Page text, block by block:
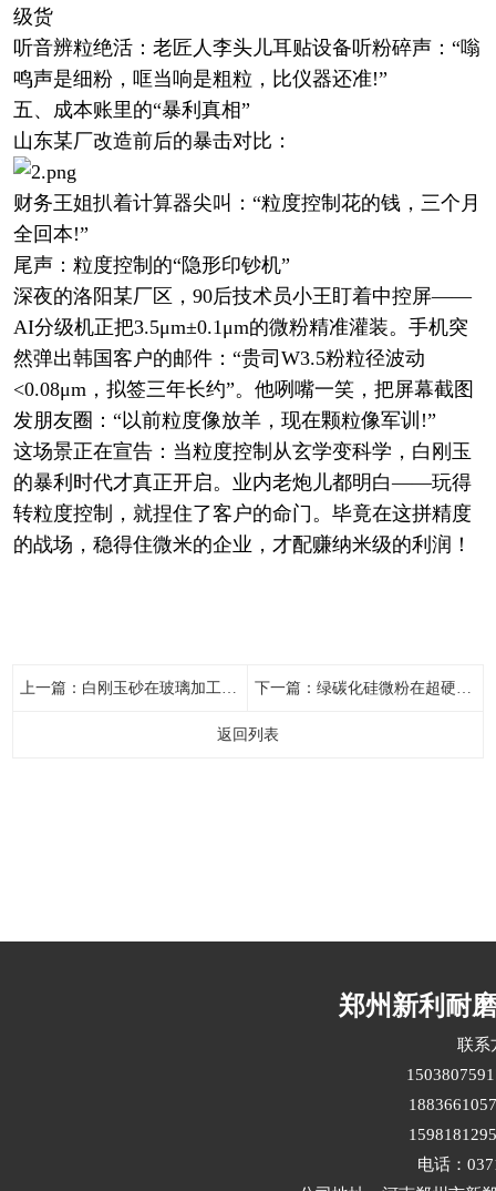
级货
听音辨粒绝活：老匠人李头儿耳贴设备听粉碎声：“嗡
鸣声是细粉，哐当响是粗粒，比仪器还准!”
五、成本账里的“暴利真相”
山东某厂改造前后的暴击对比：
财务王姐扒着计算器尖叫：“粒度控制花的钱，三个月
全回本!”
尾声：粒度控制的“隐形印钞机”
深夜的洛阳某厂区，90后技术员小王盯着中控屏——
AI分级机正把3.5μm±0.1μm的微粉精准灌装。手机突
然弹出韩国客户的邮件：“贵司W3.5粉粒径波动
<0.08μm，拟签三年长约”。他咧嘴一笑，把屏幕截图
发朋友圈：“以前粒度像放羊，现在颗粒像军训!”
这场景正在宣告：当粒度控制从玄学变科学，白刚玉
的暴利时代才真正开启。业内老炮儿都明白——玩得
转粒度控制，就捏住了客户的命门。毕竟在这拼精度
的战场，稳得住微米的企业，才配赚纳米级的利润！
上一篇： 白刚玉砂在玻璃加工中的独特价值 下一篇： 绿碳化硅微粉在超硬材料中的不可替代性
返回列表
郑州新利耐
联系
电话：